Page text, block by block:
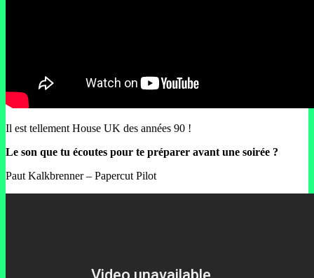
Il est tellement House UK des années 90 !
Le son que tu écoutes pour te préparer avant une soirée ?
Paut Kalkbrenner – Papercut Pilot